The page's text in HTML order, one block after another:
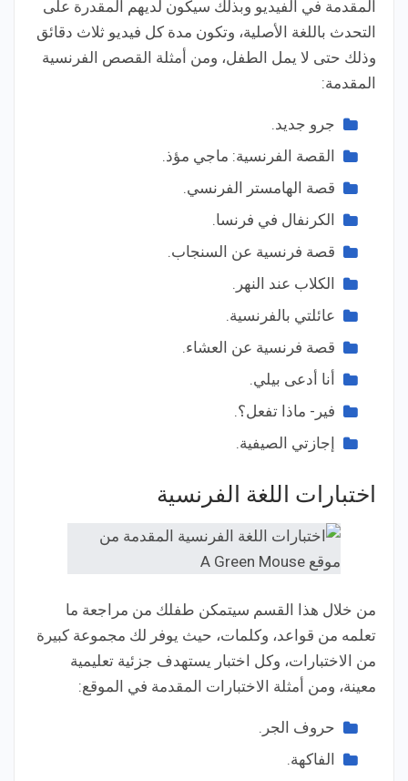
المقدمة في الفيديو وبذلك سيكون لديهم المقدرة على
التحدث باللغة الأصلية، وتكون مدة كل فيديو ثلاث دقائق
وذلك حتى لا يمل الطفل، ومن أمثلة القصص الفرنسية
المقدمة:
جرو جديد.
القصة الفرنسية: ماجي مؤذ.
قصة الهامستر الفرنسي.
الكرنفال في فرنسا.
قصة فرنسية عن السنجاب.
الكلاب عند النهر.
عائلتي بالفرنسية.
قصة فرنسية عن العشاء.
أنا أدعى بيلي.
فير- ماذا تفعل؟.
إجازتي الصيفية.
اختبارات اللغة الفرنسية
من خلال هذا القسم سيتمكن طفلك من مراجعة ما
تعلمه من قواعد، وكلمات، حيث يوفر لك مجموعة كبيرة
من الاختبارات، وكل اختبار يستهدف جزئية تعليمية
معينة، ومن أمثلة الاختبارات المقدمة في الموقع:
حروف الجر.
الفاكهة.